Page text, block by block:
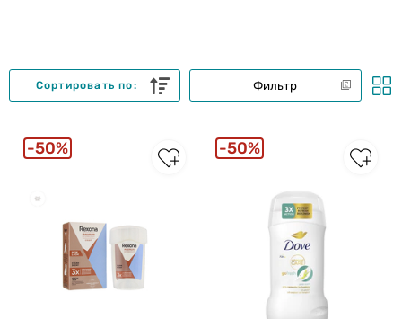
Фильтр
Сортировать по:
50% 50%